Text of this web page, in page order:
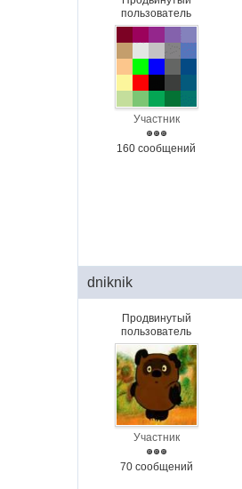
пользователь
Участник
160 сообщений
dniknik
Продвинутый
пользователь
Участник
70 сообщений